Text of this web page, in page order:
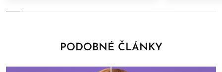
PODOBNÉ ČLÁNKY